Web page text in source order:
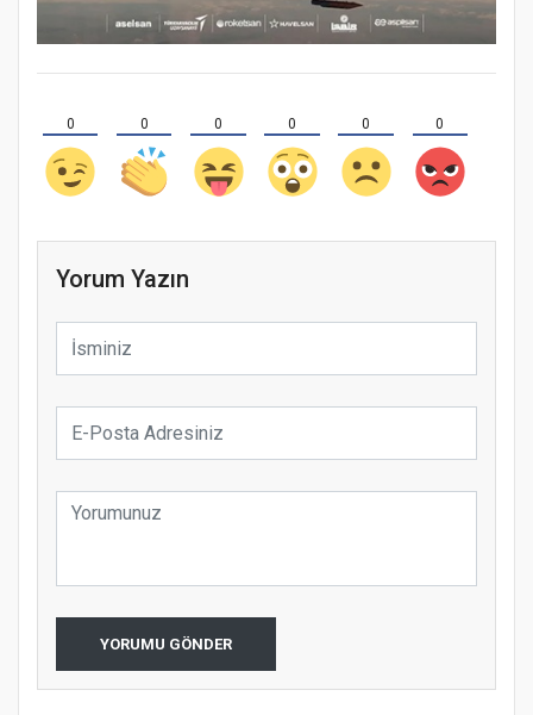
0 0 0 0 0 0
Yorum Yazın
YORUMU GÖNDER